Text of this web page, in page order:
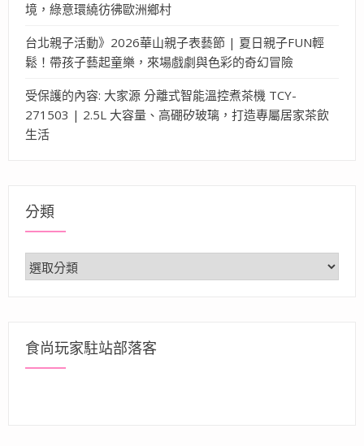
境，綠意環繞彷彿歐洲鄉村
台北親子活動》2026華山親子表藝節 | 夏日親子FUN輕
鬆！帶孩子藝起童樂，來場戲劇與色彩的奇幻冒險
受保護的內容: 大家源 分離式智能溫控煮茶機 TCY-
271503 | 2.5L 大容量、高硼矽玻璃，打造專屬居家茶飲
生活
分類
分
類
食尚玩家駐站部落客